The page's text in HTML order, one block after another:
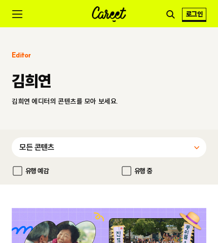
로그인
Editor
김희연
김희연 에디터의 콘텐츠를 모아 보세요.
유행 예감 유행 중